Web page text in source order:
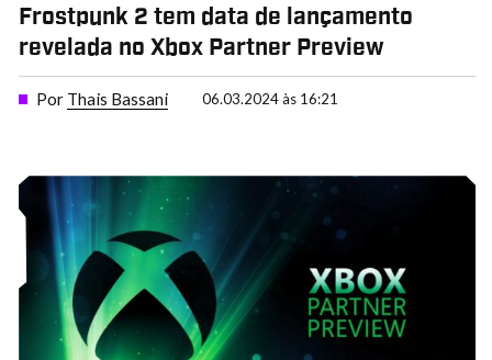
Frostpunk 2 tem data de lançamento
revelada no Xbox Partner Preview
Por Thais Bassani 06.03.2024 às 16:21